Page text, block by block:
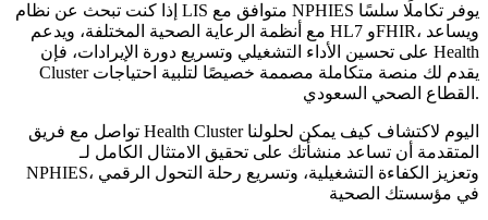
إذا كنت تبحث عن نظام LIS متوافق مع NPHIES يوفر تكاملًا سلسًا
مع أنظمة الرعاية الصحية المختلفة، ويدعم HL7 وFHIR، ويساعد
على تحسين الأداء التشغيلي وتسريع دورة الإيرادات، فإن Health
Cluster يقدم لك منصة متكاملة مصممة خصيصًا لتلبية احتياجات
القطاع الصحي السعودي.
تواصل مع فريق Health Cluster اليوم لاكتشاف كيف يمكن لحلولنا
المتقدمة أن تساعد منشأتك على تحقيق الامتثال الكامل لـ
NPHIES، وتعزيز الكفاءة التشغيلية، وتسريع رحلة التحول الرقمي
في مؤسستك الصحية